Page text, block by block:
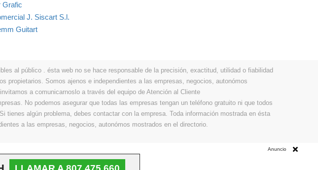
Grafic
J. Siscart S.l.
Guitart
al público . ésta web no se hace responsable de la precisión, exactitud, utilidad o fiabilidad
Somos ajenos e independientes a las empresas, negocios, autonómos
a comunicarnoslo a través del equipo de Atención al Cliente
No podemos asegurar que todas las empresas tengan un teléfono gratuito ni que todos
algún problema, debes contactar con la empresa. Toda información mostrada en ésta
a las empresas, negocios, autonómos mostrados en el directorio.
Anuncio